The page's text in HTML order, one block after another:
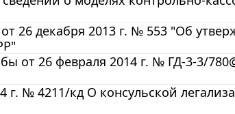
26 декабря 2013 г. № 553 "Об
от 26 февраля 2014 г. № ГД-3-3/
№ 4211/кд О консульской